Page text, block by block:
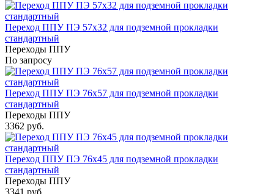
Переход ППУ ПЭ 57x32 для подземной прокладки
стандартный
Переходы ППУ
По запросу
Переход ППУ ПЭ 76x57 для подземной прокладки
стандартный
Переходы ППУ
3362 руб.
Переход ППУ ПЭ 76x45 для подземной прокладки
стандартный
Переходы ППУ
3341 руб.